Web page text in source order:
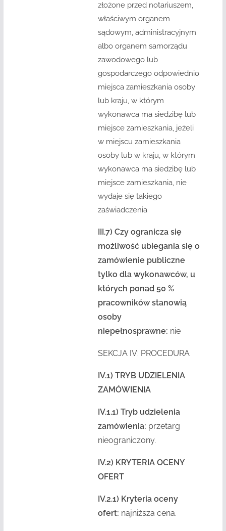
złożone przed notariuszem,
właściwym organem
sądowym, administracyjnym
albo organem samorządu
zawodowego lub
gospodarczego odpowiednio
miejsca zamieszkania osoby
lub kraju, w którym
wykonawca ma siedzibę lub
miejsce zamieszkania, jeżeli
w miejscu zamieszkania
osoby lub w kraju, w którym
wykonawca ma siedzibę lub
miejsce zamieszkania, nie
wydaje się takiego
zaświadczenia
III.7) Czy ogranicza się
możliwość ubiegania się o
zamówienie publiczne
tylko dla wykonawców, u
których ponad 50 %
pracowników stanowią
osoby
niepełnosprawne: nie
SEKCJA IV: PROCEDURA
IV.1) TRYB UDZIELENIA
ZAMÓWIENIA
IV.1.1) Tryb udzielenia
zamówienia: przetarg
nieograniczony.
IV.2) KRYTERIA OCENY
OFERT
IV.2.1) Kryteria oceny
ofert: najniższa cena.